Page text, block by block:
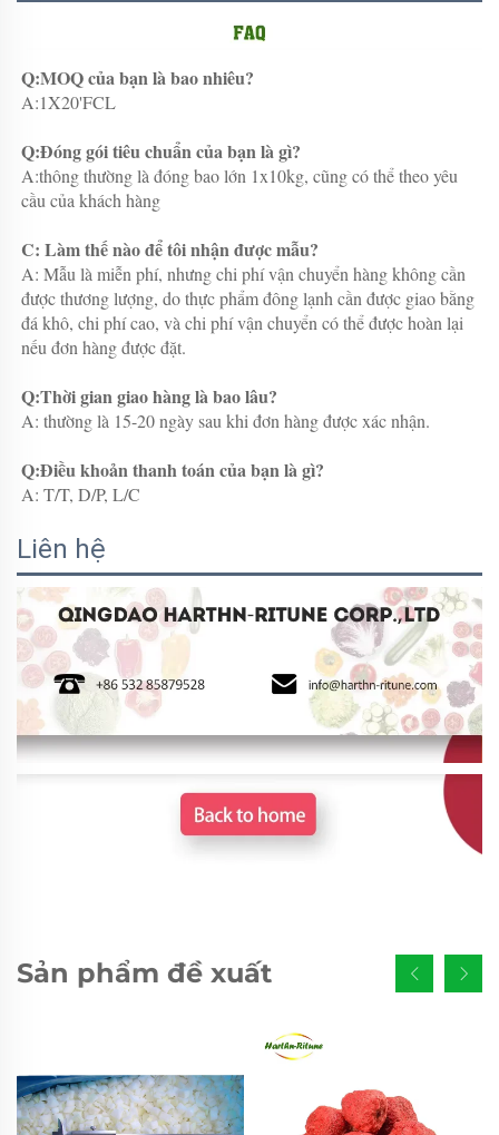
Q:MOQ của bạn là bao nhiêu?
A:1X20'FCL
Q:Đóng gói tiêu chuẩn của bạn là gì?
A:thông thường là đóng bao lớn 1x10kg, cũng có thể theo yêu
cầu của khách hàng
C: Làm thế nào để tôi nhận được mẫu?
A: Mẫu là miễn phí, nhưng chi phí vận chuyển hàng không cần
được thương lượng, do thực phẩm đông lạnh cần được giao bằng
đá khô, chi phí cao, và chi phí vận chuyển có thể được hoàn lại
nếu đơn hàng được đặt.
Q:Thời gian giao hàng là bao lâu?
A: thường là 15-20 ngày sau khi đơn hàng được xác nhận.
Q:Điều khoản thanh toán của bạn là gì?
A: T/T, D/P, L/C
Liên hệ
Sản phẩm đề xuất